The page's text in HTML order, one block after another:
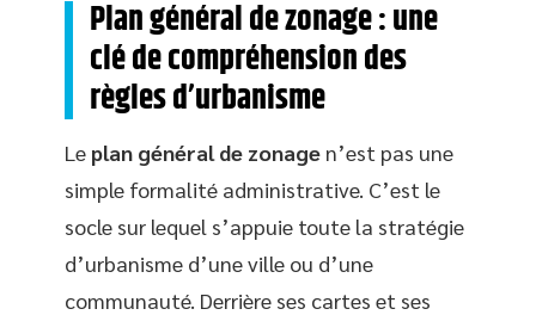
Plan général de zonage : une
clé de compréhension des
règles d’urbanisme
Le plan général de zonage n’est pas une
simple formalité administrative. C’est le
socle sur lequel s’appuie toute la stratégie
d’urbanisme d’une ville ou d’une
communauté. Derrière ses cartes et ses